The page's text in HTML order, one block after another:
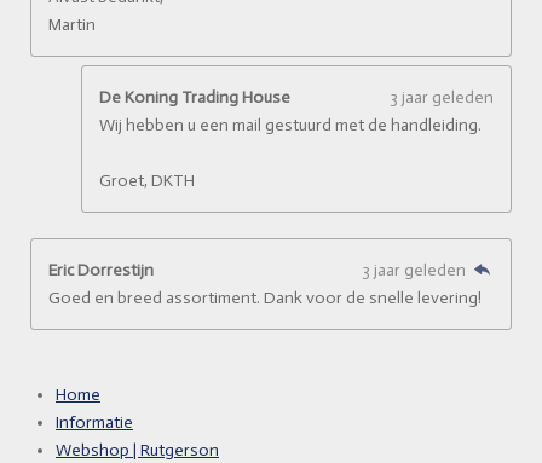
Martin
De Koning Trading House
3 jaar geleden
Wij hebben u een mail gestuurd met de handleiding.
Groet, DKTH
Eric Dorrestijn
3 jaar geleden
Goed en breed assortiment. Dank voor de snelle levering!
Home
Informatie
Webshop | Rutgerson